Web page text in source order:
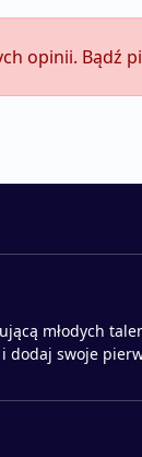
opinii. Bądź
młodych
swoje